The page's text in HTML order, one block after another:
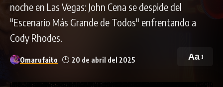
noche en Las Vegas: John Cena se despide del
"Escenario Más Grande de Todos" enfrentando a
Cody Rhodes.
Omarufaito 20 de abril del 2025 Aa